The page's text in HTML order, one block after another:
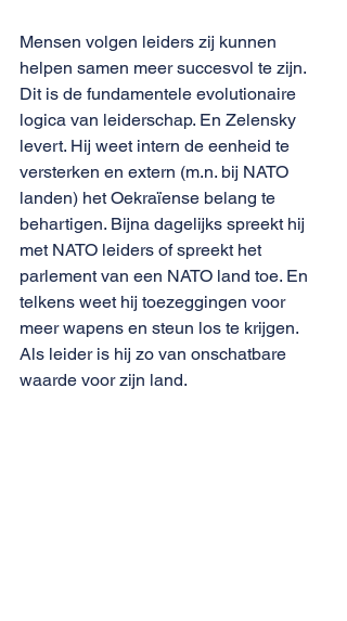
Mensen volgen leiders zij kunnen
helpen samen meer succesvol te zijn.
Dit is de fundamentele evolutionaire
logica van leiderschap. En Zelensky
levert. Hij weet intern de eenheid te
versterken en extern (m.n. bij NATO
landen) het Oekraïense belang te
behartigen. Bijna dagelijks spreekt hij
met NATO leiders of spreekt het
parlement van een NATO land toe. En
telkens weet hij toezeggingen voor
meer wapens en steun los te krijgen.
Als leider is hij zo van onschatbare
waarde voor zijn land.